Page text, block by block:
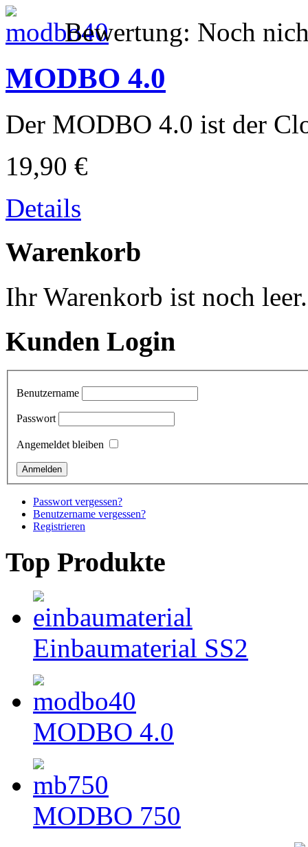
Bewertung: Noch
MODBO 4.0
Der MODBO 4.0 ist der
19,90 €
Details
Warenkorb
Ihr Warenkorb ist noch leer.
Kunden Login
Benutzername
Passwort
Angemeldet bleiben
Passwort vergessen?
Benutzername vergessen?
Registrieren
Top Produkte
Einbaumaterial SS2
MODBO 4.0
MODBO 750